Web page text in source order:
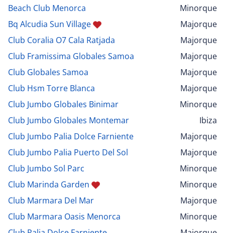
Beach Club Menorca
Minorque
Bq Alcudia Sun Village
Majorque
Club Coralia O7 Cala Ratjada
Majorque
Club Framissima Globales Samoa
Majorque
Club Globales Samoa
Majorque
Club Hsm Torre Blanca
Majorque
Club Jumbo Globales Binimar
Minorque
Club Jumbo Globales Montemar
Ibiza
Club Jumbo Palia Dolce Farniente
Majorque
Club Jumbo Palia Puerto Del Sol
Majorque
Club Jumbo Sol Parc
Minorque
Club Marinda Garden
Minorque
Club Marmara Del Mar
Majorque
Club Marmara Oasis Menorca
Minorque